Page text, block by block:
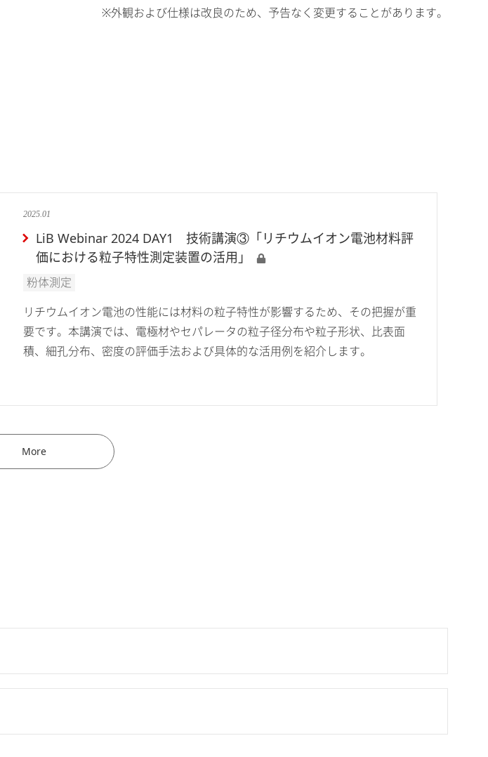
※外観および仕様は改良のため、予告なく変更することがあります。
2025.01
LiB Webinar 2024 DAY1 技術講演③「リチウムイオン電池材料評
価における粒子特性測定装置の活用」
粉体測定
リチウムイオン電池の性能には材料の粒子特性が影響するため、その把握が重
要です。本講演では、電極材やセパレータの粒子径分布や粒子形状、比表面
積、細孔分布、密度の評価手法および具体的な活用例を紹介します。
More